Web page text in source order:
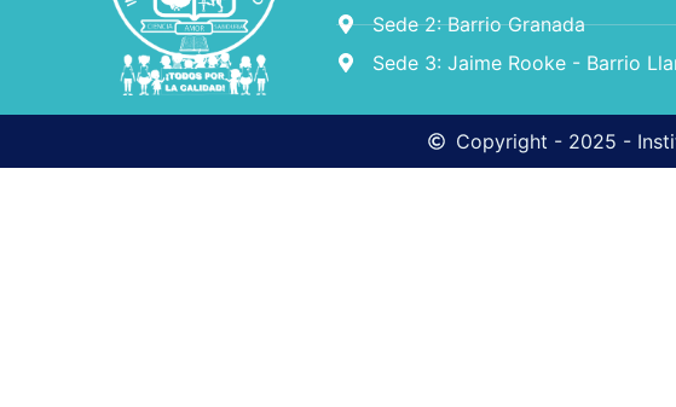
Sede 2: Barrio Granada
Sede 3: Jaime Rooke - Barrio
Copyright - 2025 -